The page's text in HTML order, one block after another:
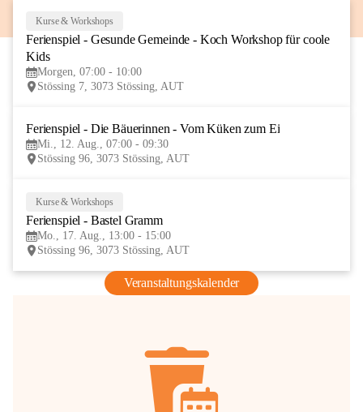
AUG
Kurse & Workshops
Ferienspiel - Gesunde Gemeinde - Koch Workshop für coole
Kids
Morgen, 07:00 - 10:00
Stössing 7, 3073 Stössing, AUT
Ferienspiel - Die Bäuerinnen - Vom Küken zum Ei
Mi., 12. Aug., 07:00 - 09:30
Stössing 96, 3073 Stössing, AUT
Kurse & Workshops
Ferienspiel - Bastel Gramm
Mo., 17. Aug., 13:00 - 15:00
Stössing 96, 3073 Stössing, AUT
Veranstaltungskalender